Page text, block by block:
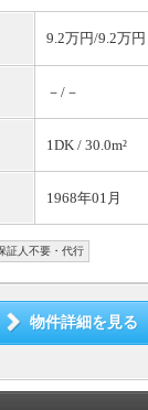
9.2万円/9.2万円
－/－
1DK / 30.0m²
1968年01月
証人不要・代行
物件詳細を見る